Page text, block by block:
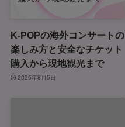
K-POPの海外コンサートの
楽しみ方と安全なチケット
購入から現地観光まで
2026年8月5日